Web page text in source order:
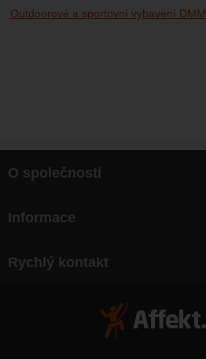
Outdoorové a sportovní vybavení DMM
O společnosti
O nás
Mapa webu
Rychlý kontakt
Informace
Výměna, vrácení zboží
Zásady ochrany osobních údajů